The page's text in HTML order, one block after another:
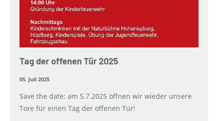
Tag der offenen Tür 2025
05. Juli 2025
Save the date: am 5.7.2025 öffnen wir wieder unsere
Tore für einen Tag der offenen Tür!